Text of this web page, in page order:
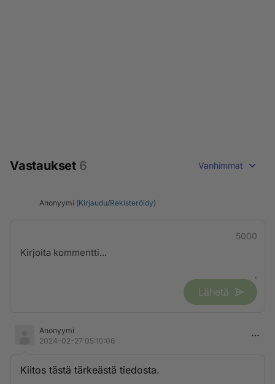
Vastaukset 6 Vanhimmat
Anonyymi (Kirjaudu/Rekisteröidy)
5000
Lähetä
Anonyymi
2024-02-27 05:10:06
Kiitos tästä tärkeästä tiedosta.